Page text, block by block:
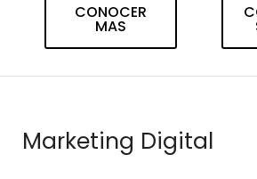
CONOCER
MAS
Marketing Digital